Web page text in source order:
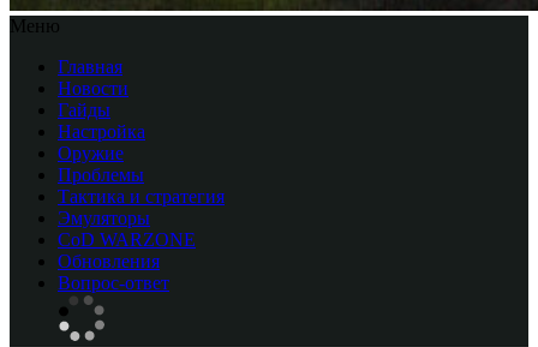
Меню
Главная
Новости
Гайды
Настройка
Оружие
Проблемы
Тактика и стратегия
Эмуляторы
CоD WARZONE
Обновления
Вопрос-ответ